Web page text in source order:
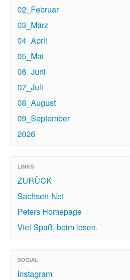
02_Februar
03_März
04_April
05_Mai
06_Juni
07_Juli
08_August
09_September
2026
LINKS
ZURÜCK
Sachsen-Net
Peters Homepage
Viel Spaß, beim lesen.
SOCIAL
Instagram